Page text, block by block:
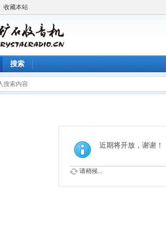
收藏本站
搜索
近期将开放，谢谢！
请稍候...